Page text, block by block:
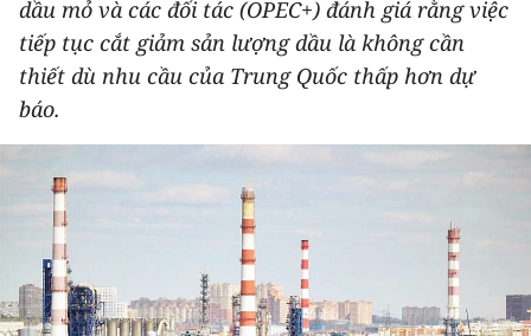
PHÁP LUẬT
DU LỊCH
THẾ GIỚI
THỂ THAO
GIÁO DỤC
Y TẾ
dầu mỏ và các đối tác (OPEC+) đánh giá rằng việc
tiếp tục cắt giảm sản lượng dầu là không cần
thiết dù nhu cầu của Trung Quốc thấp hơn dự
báo.